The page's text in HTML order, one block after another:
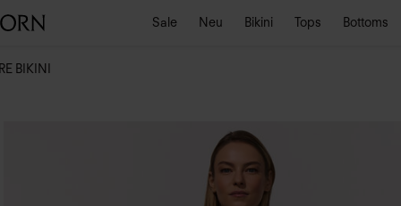
Sale Neu Bikini Tops Bottoms
BIKINI